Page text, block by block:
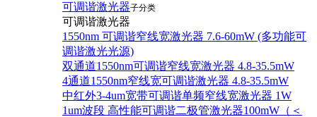
可调谐激光器子分类
可调谐激光器
1550nm 可调谐窄线宽激光器 7.6-60mW (多功能可
调谐激光光源)
双通道1550nm可调谐窄线宽激光器 4.8-35.5mW
4通道1550nm窄线宽可调谐激光器 4.8-35.5mW
中红外3-4um宽带可调谐单频窄线宽激光器 1W
1um波段 高性能可调谐二极管激光器100mW（＜